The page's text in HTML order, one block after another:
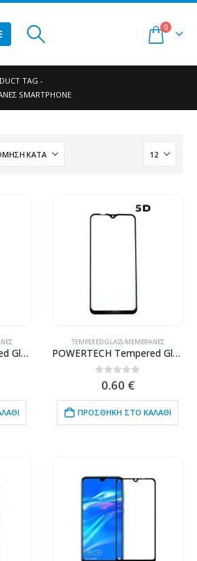
0
TAG -
SMARTPHONE
POWERTECH Tempered Glass 9H(0.33MM), για Nokia 2.1 5.5"
TEMPERED GLASS-ΜΕΜΒΡΆΝΕΣ
POWERTECH Tempered Glass 5D Full Glue για SAMSUNG M10 2019, Black
out of 5
0.60 €
ΠΡΟΣΘΉΚΗ ΣΤΟ ΚΑΛΆΘΙ